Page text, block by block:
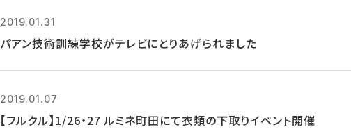
2019.01.31
パアン技術訓練学校がテレビにとりあげられました
2019.01.07
【フルクル】1/26・27 ルミネ町田にて衣類の下取りイベント開催